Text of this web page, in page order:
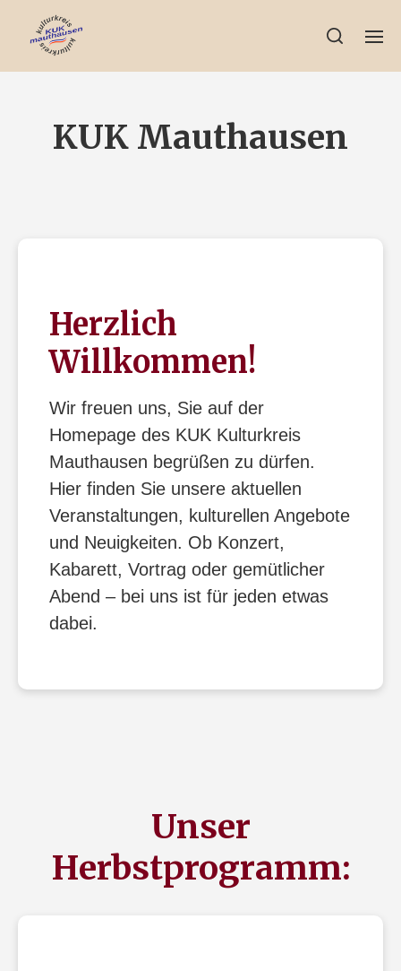
KUK Mauthausen
Herzlich
Willkommen!
Wir freuen uns, Sie auf der
Homepage des KUK Kulturkreis
Mauthausen begrüßen zu dürfen.
Hier finden Sie unsere aktuellen
Veranstaltungen, kulturellen Angebote
und Neuigkeiten. Ob Konzert,
Kabarett, Vortrag oder gemütlicher
Abend – bei uns ist für jeden etwas
dabei.
Unser
Herbstprogramm: